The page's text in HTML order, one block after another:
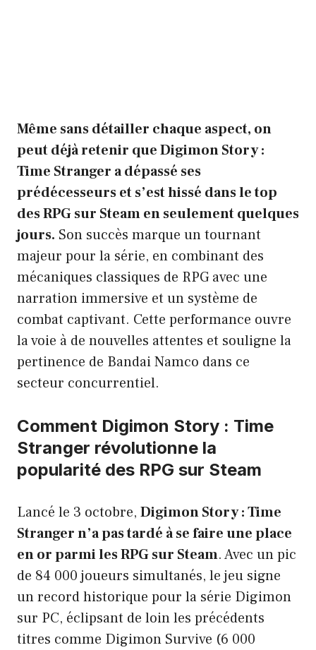
Même sans détailler chaque aspect, on
peut déjà retenir que Digimon Story :
Time Stranger a dépassé ses
prédécesseurs et s’est hissé dans le top
des RPG sur Steam en seulement quelques
jours. Son succès marque un tournant
majeur pour la série, en combinant des
mécaniques classiques de RPG avec une
narration immersive et un système de
combat captivant. Cette performance ouvre
la voie à de nouvelles attentes et souligne la
pertinence de Bandai Namco dans ce
secteur concurrentiel.
Comment Digimon Story : Time
Stranger révolutionne la
popularité des RPG sur Steam
Lancé le 3 octobre, Digimon Story : Time
Stranger n’a pas tardé à se faire une place
en or parmi les RPG sur Steam. Avec un pic
de 84 000 joueurs simultanés, le jeu signe
un record historique pour la série Digimon
sur PC, éclipsant de loin les précédents
titres comme Digimon Survive (6 000